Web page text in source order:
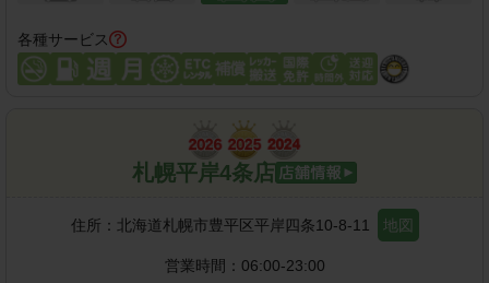
各種サービス
札幌平岸4条店
住所： 北海道札幌市豊平区平岸四条10-8-11 地図
営業時間： 06:00-23:00